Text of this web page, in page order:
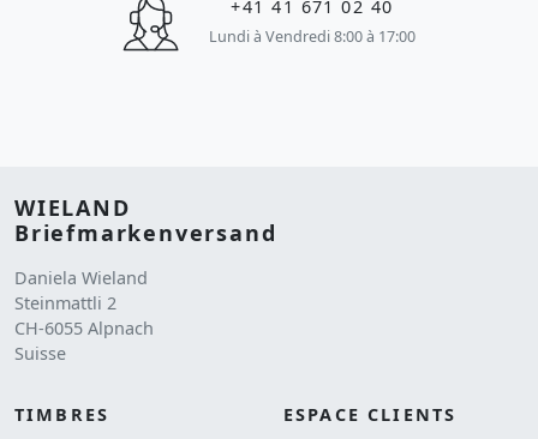
+41 41 671 02 40
Lundi à Vendredi 8:00 à 17:00
WIELAND
Briefmarkenversand
Daniela Wieland
Steinmattli 2
CH-6055 Alpnach
Suisse
TIMBRES
ESPACE CLIENTS